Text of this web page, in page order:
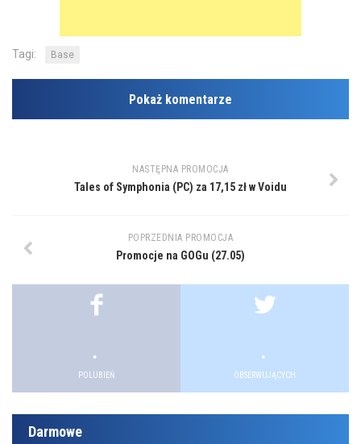
Tagi: Base
Pokaż komentarze
NASTĘPNA PROMOCJA
Tales of Symphonia (PC) za 17,15 zł w Voidu
POPRZEDNIA PROMOCJA
Promocje na GOGu (27.05)
..
POLUBIEŃ
.
OBSERWUJĄCYCH
Darmowe